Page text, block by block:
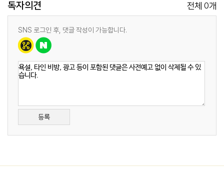
독자의견 전체 0개
SNS 로그인 후, 댓글 작성이 가능합니다.
등록